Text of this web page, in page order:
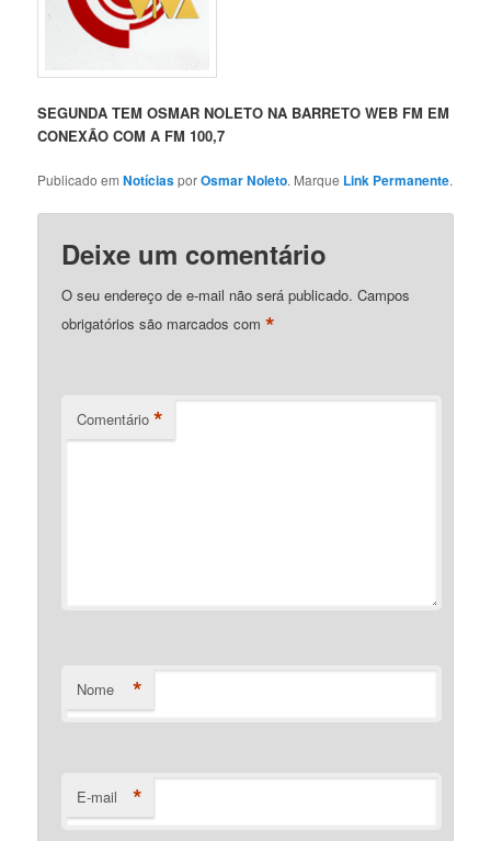
SEGUNDA TEM OSMAR NOLETO NA BARRETO WEB FM EM
CONEXÃO COM A FM 100,7
Publicado emNotíciasporOsmar Noleto. Marque Link Permanente.
Deixe um comentário
O seu endereço de e-mail não será publicado. Campos
obrigatórios são marcados com*
Comentário *
Nome *
E-mail *